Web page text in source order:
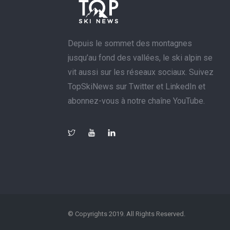
Depuis le sommet des montagnes
jusqu’au fond des vallées, le ski alpin se
vit aussi sur les réseaux sociaux. Suivez
TopSkiNews sur Twitter et LinkedIn et
abonnez-vous à notre chaîne YouTube.
© Copyrights 2019. All Rights Reserved.